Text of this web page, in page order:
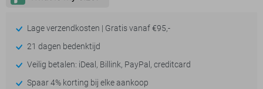
Lage verzendkosten | Gratis vanaf €95,-
21 dagen bedenktijd
Veilig betalen: iDeal, Billink, PayPal, creditcard
Spaar 4% korting bij elke aankoop